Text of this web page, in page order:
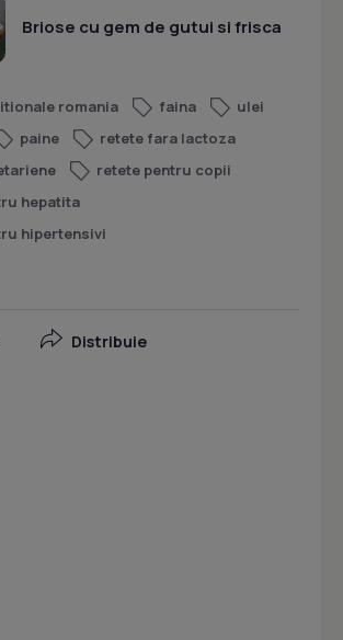
Briose cu gem de gutui si frisca
romania faina
ulei
paine
retete fara lactoza
retete pentru copii
hepatita
hipertensivi
Distribuie